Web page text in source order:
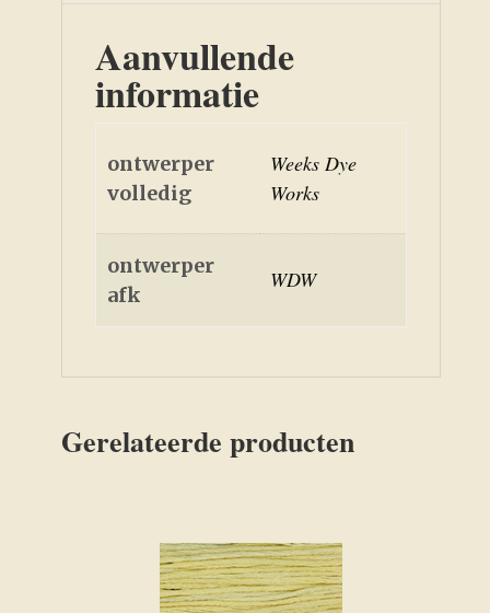
Aanvullende
informatie
ontwerper
volledig
Weeks Dye
Works
ontwerper
afk
WDW
Gerelateerde producten